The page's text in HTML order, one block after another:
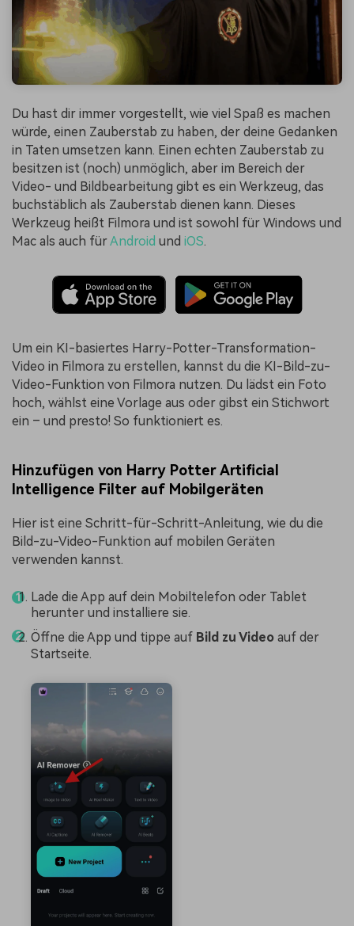
Du hast dir immer vorgestellt, wie viel Spaß es machen
würde, einen Zauberstab zu haben, der deine Gedanken
in Taten umsetzen kann. Einen echten Zauberstab zu
besitzen ist (noch) unmöglich, aber im Bereich der
Video- und Bildbearbeitung gibt es ein Werkzeug, das
buchstäblich als Zauberstab dienen kann. Dieses
Werkzeug heißt Filmora und ist sowohl für Windows und
Mac als auch fürAndroid und iOS.
Um ein KI-basiertes Harry-Potter-Transformation-
Video in Filmora zu erstellen, kannst du die KI-Bild-zu-
Video-Funktion von Filmora nutzen. Du lädst ein Foto
hoch, wählst eine Vorlage aus oder gibst ein Stichwort
ein – und presto! So funktioniert es.
Hinzufügen von Harry Potter Artificial
Intelligence Filter auf Mobilgeräten
Hier ist eine Schritt-für-Schritt-Anleitung, wie du die
Bild-zu-Video-Funktion auf mobilen Geräten
verwenden kannst.
Lade die App auf dein Mobiltelefon oder Tablet
herunter und installiere sie.
Öffne die App und tippe auf Bild zu Video auf der
Startseite.